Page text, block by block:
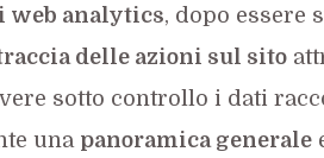
web analytics, dopo essere
delle azioni sul sito
sotto controllo i dati
una panoramica generale